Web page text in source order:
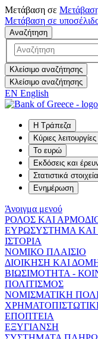
Μετάβαση σε
Μετάβαση σε
Αναζήτηση
Κλείσιμο αναζήτησης
Κλείσιμο αναζήτησης
EN English
Η Τράπεζα
Κύριες λειτουργίες
Το ευρώ
Εκδόσεις και
Στατιστικά στοιχεία
Ενημέρωση
Άνοιγμα μενού
ΡΟΛΟΣ ΚΑΙ
ΕΥΡΩΣΥΣΤΗΜΑ
ΙΣΤΟΡΙΑ
ΝΟΜΙΚΟ ΠΛΑΙΣΙΟ
ΔΙΟΙΚΗΣΗ ΚΑΙ
ΒΙΩΣΙΜΟΤΗΤΑ -
ΠΟΛΙΤΙΣΜΟΣ
ΝΟΜΙΣΜΑΤΙΚΗ
ΕΠΟΠΤΕΙΑ
ΕΞΥΓΙΑΝΣΗ